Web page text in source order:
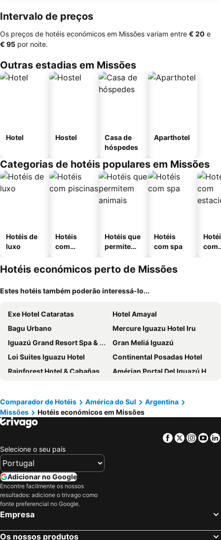
Intervalo de preços
Os preços de hotéis económicos em Missões variam entre ‎€ 20 e
‎€ 95 por noite.
Outras estadias em Missões
Hotel Hostel
Casa de
hóspedes
Aparthotel
Categorias de hotéis populares em Missões
Hotéis de
luxo
Hotéis
com
Hotéis que
permitem
Hotéis
com spa
com
Hotéis económicos perto de Missões
Estes hotéis também poderão interessá-lo...
Exe Hotel Cataratas
Hotel Amayal
Bagu Urbano
Mercure Iguazu Hotel Iru
Iguazú Grand Resort Spa & Casino
Gran Meliá Iguazú
Loi Suites Iguazu Hotel
Continental Posadas Hotel
Rainforest Hotel & Cabañas
Amérian Portal Del Iguazú Hotel
Hotel El Libertador
Grand Crucero Hotel
Selvaje Lodge Iguazu
Pirayu Hotel & Resort
Marcopolo Suites Iguazu
La Aldea de la Selva Lodge
Village Cataratas
Hotel Itavera
Julio Cesar Hotel
Hotel Guaminí Misión
Hotel Tropical Iguazu
Hotel Jardin De Iguazu
Hotel Canciller
Comparador de Hotéis América do Sul
Argentina
Missões
Hotéis económicos em Missões
Facebook
Twitter
Selecione o seu país
Adicionar no Google
Encontre facilmente os nossos
resultados: adicione o trivago como
fonte preferencial no Google.
Empresa
Os nossos produtos